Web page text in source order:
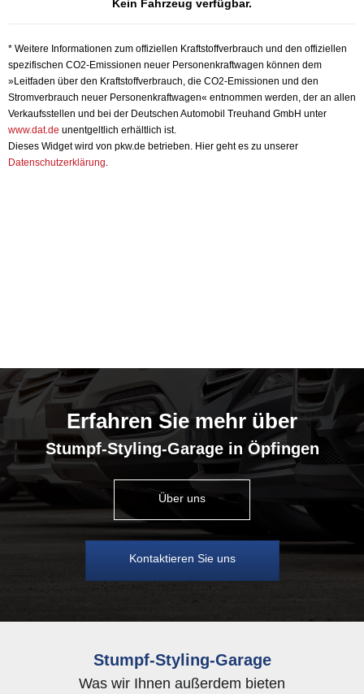
Kein Fahrzeug verfügbar.
* Weitere Informationen zum offiziellen Kraftstoffverbrauch und den offiziellen
spezifischen CO2-Emissionen neuer Personenkraftwagen können dem
»Leitfaden über den Kraftstoffverbrauch, die CO2-Emissionen und den
Stromverbrauch neuer Personenkraftwagen« entnommen werden, der an allen
Verkaufsstellen und bei der Deutschen Automobil Treuhand GmbH unter
www.dat.de unentgeltlich erhältlich ist.
Dieses Widget wird von pkw.de betrieben. Hier geht es zu unserer
Datenschutzerklärung.
Erfahren Sie mehr über
Stumpf-Styling-Garage in Öpfingen
Über uns
Kontaktieren Sie uns
Stumpf-Styling-Garage
Was wir Ihnen außerdem bieten